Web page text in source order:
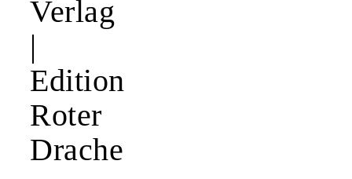
Verlag
|
Edition
Roter
Drache